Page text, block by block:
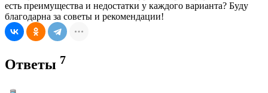
есть преимущества и недостатки у каждого варианта? Буду
благодарна за советы и рекомендации!
Ответы 7